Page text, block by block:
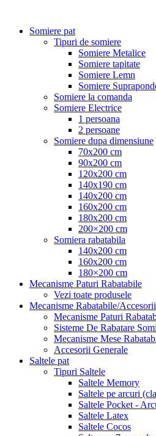
Somiere pat
Tipuri de somiere
Somiere Metalice
Somiere tapitate
Somiere Lemn
Somiere
Somiere la comanda
Somiere Electrice
1 persoana
2 persoane
Somiere dupa dimensiune
70x200 cm
90x200 cm
120x200 cm
140x190 cm
140x200 cm
160x200 cm
180x200 cm
200×200 cm
Somiera rabatabila
140x200 cm
160x200 cm
180×200 cm
Mecanisme Paturi Rabatabile
Vezi toate produsele
Mecanisme Rabatabile/Accesorii
Mecanisme Paturi
Sisteme De Rabatare
Mecanisme Mese
Accesorii Generale
Saltele pat
Tipuri Saltele
Saltele Memory
Saltele pe arcuri
Saltele Pocket -
Saltele Latex
Saltele Cocos